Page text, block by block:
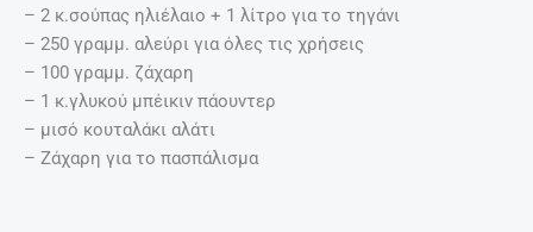
– 2 κ.σούπας ηλιέλαιο + 1 λίτρο για το τηγάνι
– 250 γραμμ. αλεύρι για όλες τις χρήσεις
– 100 γραμμ. ζάχαρη
– 1 κ.γλυκού μπέικιν πάουντερ
– μισό κουταλάκι αλάτι
– Ζάχαρη για το πασπάλισμα